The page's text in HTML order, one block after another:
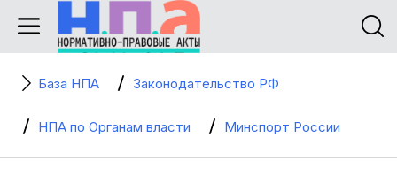
База НПА Законодательство РФ
НПА по Органам власти Минспорт России